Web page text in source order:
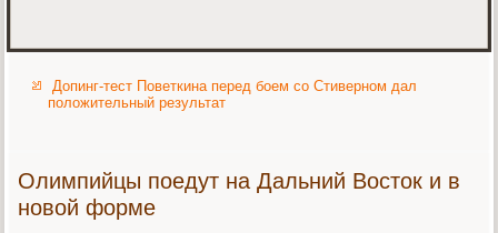
Допинг-тест Поветкина перед боем со Стиверном дал
положительный результат
Олимпийцы поедут на Дальний Восток и в
новой форме